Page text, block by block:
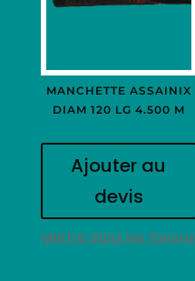
MANCHETTE ASSAINIX
DIAM 120 LG 4.500 M
Ajouter au
devis
Mettre dans les favoris